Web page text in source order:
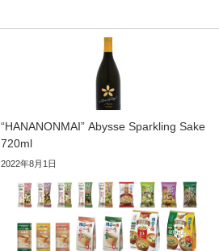
“HANANONMAI” Abysse Sparkling Sake
720ml
2022年8月1日